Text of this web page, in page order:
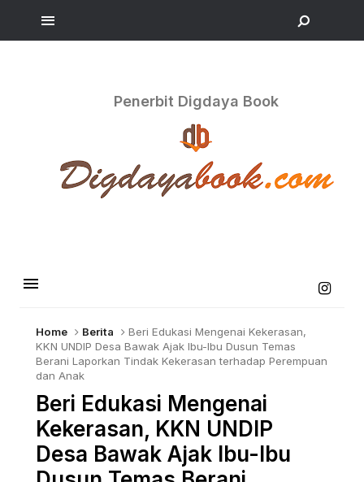
Penerbit Digdaya Book
Home Berita
Beri Edukasi Mengenai Kekerasan,
KKN UNDIP Desa Bawak Ajak Ibu-Ibu Dusun Temas
Berani Laporkan Tindak Kekerasan terhadap Perempuan
dan Anak
Beri Edukasi Mengenai
Kekerasan, KKN UNDIP
Desa Bawak Ajak Ibu-Ibu